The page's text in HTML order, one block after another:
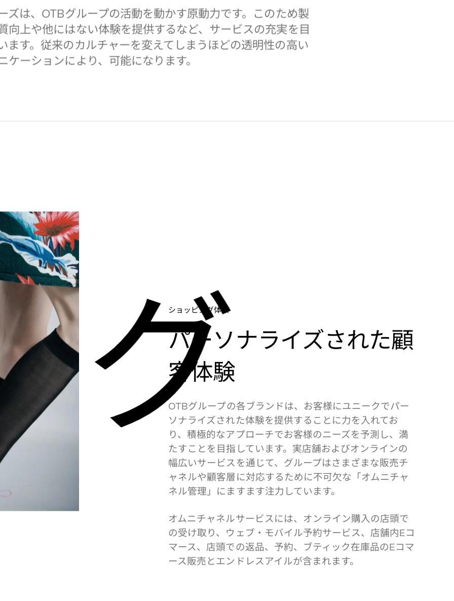
ズは、 OTBグループの活動を動かす原動力です。このため製
向上や他にはない体験を提供するなど、サービスの充実を目
ます。従来のカルチャーを変えてしまうほどの透明性の高い
ケーションにより、可能になります。
グ
ショッピング体験
パーソナライズされた顧
客体験
OTBグループの各ブランドは、お客様にユニークでパー
ソナライズされた体験を提供することに力を入れてお
り、積極的なアプローチでお客様のニーズを予測し、満
たすことを目指しています。実店舗およびオンラインの
幅広いサービスを通じて、グループはさまざまな販売チ
ャネルや顧客層に対応するために不可欠な「オムニチャ
ネル管理」にますます注力しています。
オムニチャネルサービスには、オンライン購入の店頭で
の受け取り、ウェブ・モバイル予約サービス、店舗内Eコ
マース、店頭での返品、予約、ブティック在庫品のEコマ
ース販売とエンドレスアイルが含まれます。